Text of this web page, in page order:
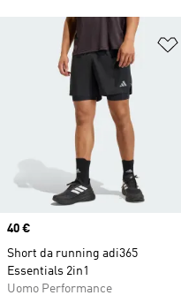
Price
40 €
Short da running adi365
Essentials 2in1
Uomo Performance